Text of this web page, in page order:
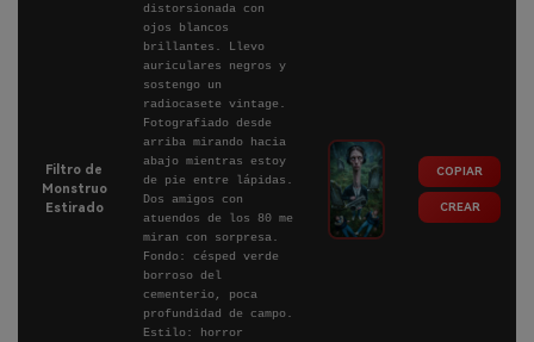
Filtro de
Monstruo
Estirado
distorsionada con
ojos blancos
brillantes. Llevo
auriculares negros y
sostengo un
radiocasete vintage.
Fotografiado desde
arriba mirando hacia
abajo mientras estoy
de pie entre lápidas.
Dos amigos con
atuendos de los 80 me
miran con sorpresa.
Fondo: césped verde
borroso del
cementerio, poca
profundidad de campo.
Estilo: horror
COPIAR
CREAR